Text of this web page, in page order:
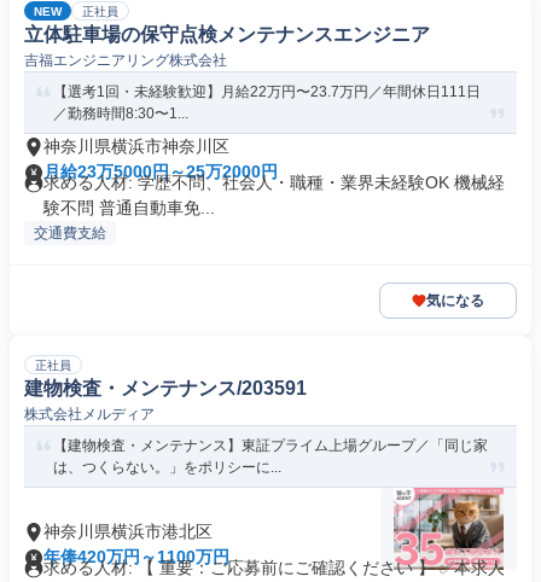
NEW 正社員
立体駐車場の保守点検メンテナンスエンジニア
吉福エンジニアリング株式会社
【選考1回・未経験歓迎】月給22万円〜23.7万円／年間休日111日
／勤務時間8:30〜1...
神奈川県横浜市神奈川区
月給23万5000円～25万2000円
求める人材: 学歴不問、社会人・職種・業界未経験OK 機械経
験不問 普通自動車免...
交通費支給
気になる
正社員
建物検査・メンテナンス/203591
株式会社メルディア
【建物検査・メンテナンス】東証プライム上場グループ／「同じ家
は、つくらない。」をポリシーに...
神奈川県横浜市港北区
年俸420万円～1100万円
求める人材: 【 重要：ご応募前にご確認ください 】 ✅本求人